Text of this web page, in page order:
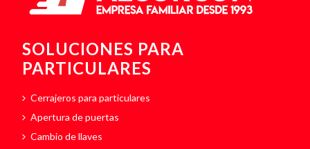
SOLUCIONES PARA
PARTICULARES
Cerrajeros para particulares
Apertura de puertas
Cambio de llaves